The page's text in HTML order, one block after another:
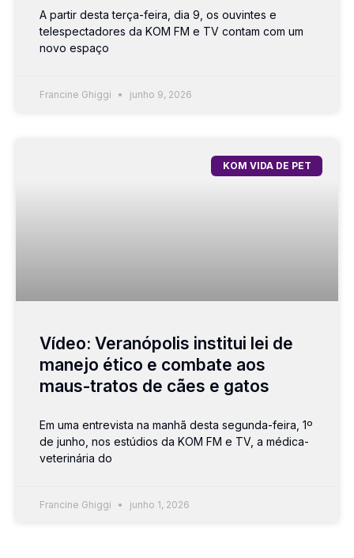
A partir desta terça-feira, dia 9, os ouvintes e
telespectadores da KOM FM e TV contam com um
novo espaço
Francine Ghiggi junho 9, 2026
KOM VIDA DE PET
Vídeo: Veranópolis institui lei de
manejo ético e combate aos
maus-tratos de cães e gatos
Em uma entrevista na manhã desta segunda-feira, 1º
de junho, nos estúdios da KOM FM e TV, a médica-
veterinária do
Francine Ghiggi junho 1, 2026